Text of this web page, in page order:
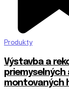
Produkty
Výstavba a
priemyselných
montovaných